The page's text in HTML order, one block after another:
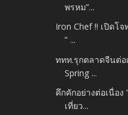
พรหม”...
Iron Chef !! เปิดโ
” ...
ททท.รุกตลาดจีนต่
Spring ...
คึกคักอย่างต่อเนื่อ
เที่ยว...